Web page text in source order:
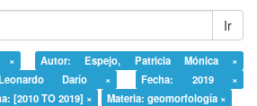
Ir
×
Autor: Espejo, Patricia Mónica ×
Darío ×
Fecha: 2019 ×
[2010 TO 2019] × Materia: geomorfología ×